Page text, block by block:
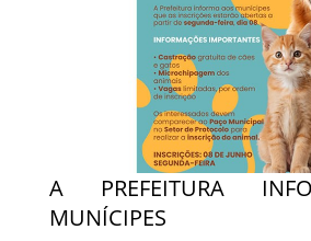
A PREFEITURA
MUNÍCIPES